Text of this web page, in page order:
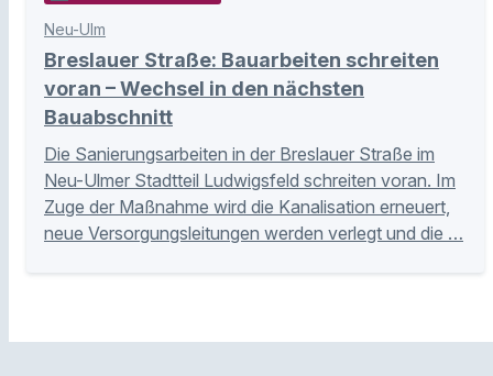
Neu-Ulm
Breslauer Straße: Bauarbeiten schreiten
voran – Wechsel in den nächsten
Bauabschnitt
Die Sanierungsarbeiten in der Breslauer Straße im
Neu-Ulmer Stadtteil Ludwigsfeld schreiten voran. Im
Zuge der Maßnahme wird die Kanalisation erneuert,
neue Versorgungsleitungen werden verlegt und die …